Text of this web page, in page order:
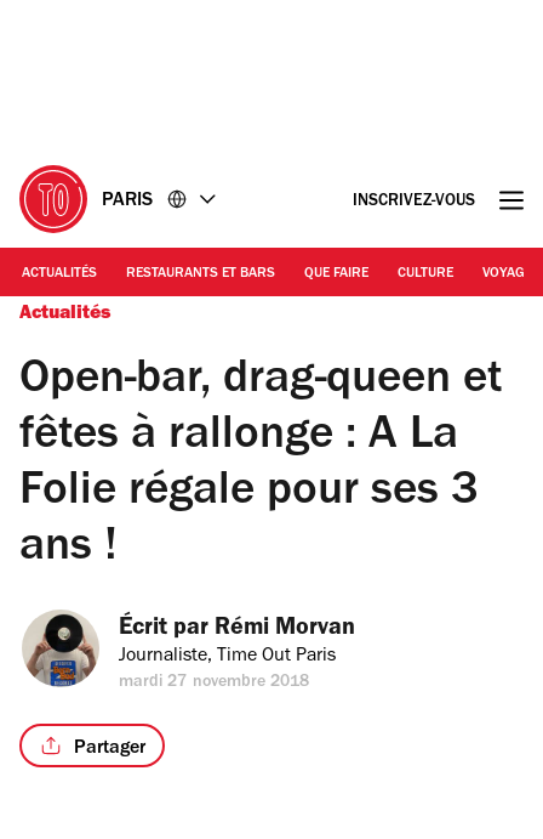
PARIS INSCRIVEZ-VOUS
ACTUALITÉS RESTAURANTS ET BARS QUE FAIRE CULTURE VOYAGE
Actualités
Open-bar, drag-queen et
fêtes à rallonge : A La
Folie régale pour ses 3
ans !
Écrit par Rémi Morvan
Journaliste, Time Out Paris
mardi 27 novembre 2018
Partager